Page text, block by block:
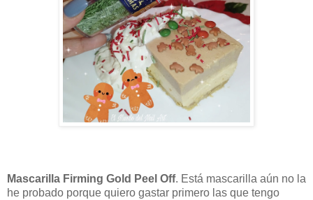
Mascarilla Firming Gold Peel Off. Está mascarilla aún no la
he probado porque quiero gastar primero las que tengo